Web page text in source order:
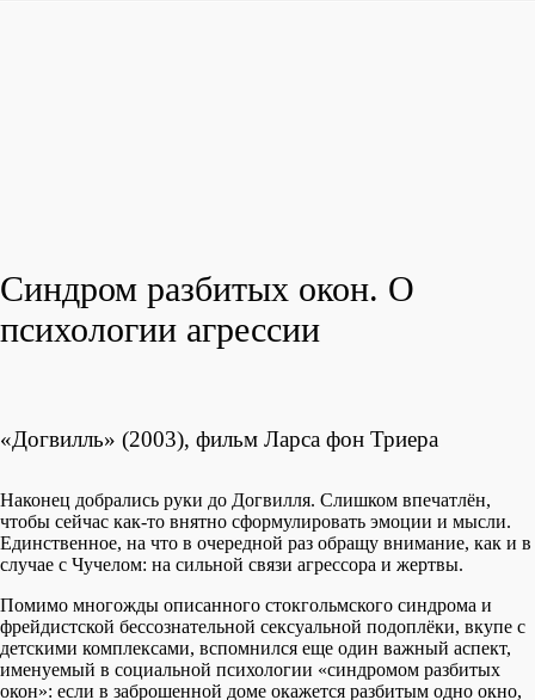
Синдром разбитых окон. О
психологии агрессии
«Догвилль» (2003), фильм Ларса фон Триера
Наконец добрались руки до Догвилля. Слишком впечатлён,
чтобы сейчас как-то внятно сформулировать эмоции и мысли.
Единственное, на что в очередной раз обращу внимание, как и в
случае с Чучелом: на сильной связи агрессора и жертвы.
Помимо многожды описанного стокгольмского синдрома и
фрейдистской бессознательной сексуальной подоплёки, вкупе с
детскими комплексами, вспомнился еще один важный аспект,
именуемый в социальной психологии «синдромом разбитых
окон»: если в заброшенной доме окажется разбитым одно окно,